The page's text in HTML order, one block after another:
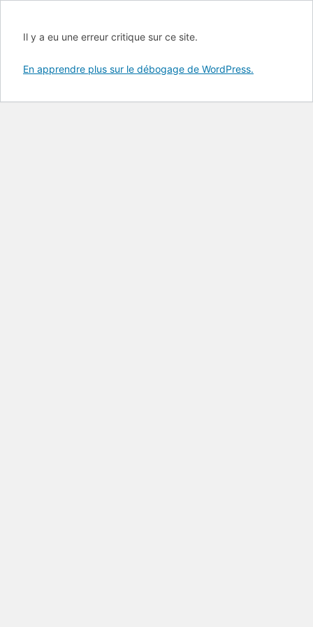
Il y a eu une erreur critique sur ce site.
En apprendre plus sur le débogage de WordPress.